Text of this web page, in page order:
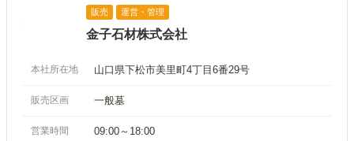
販売 運営・管理
金子石材株式会社
本社所在地 山口県下松市美里町4丁目6番29号
販売区画 一般墓
営業時間 09:00～18:00